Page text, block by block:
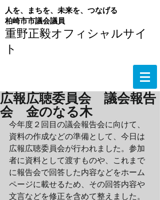
重野正毅オフィシャルサイ
ト
人を、まちを、未来を、つなげる
​柏崎市市議会議員
広報広聴委員会 議会報告
会 金のなる木
今年度２回目の議会報告会に向けて、
資料の作成などの準備として、今日は
広報広聴委員会が行われました。参加
者に資料として渡すものや、これまで
に報告会で回答した内容などをホーム
ページに載せるため、その回答内容や
文言などを修正を含めて整えました。